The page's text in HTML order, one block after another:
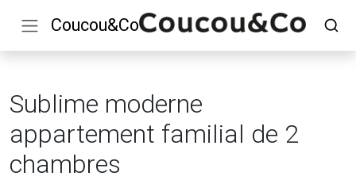
Coucou&Co
Sublime moderne
appartement familial de 2
chambres